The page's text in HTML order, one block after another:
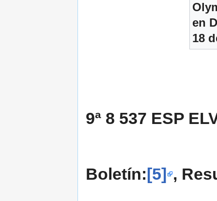
en
18
9ª 8 537 ESP
Boletín: [5] ,